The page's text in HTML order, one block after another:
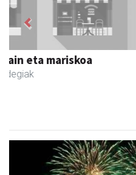
Zizurkilgo Udala
Zizurkil - Udaletxeak
Previous